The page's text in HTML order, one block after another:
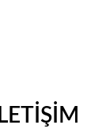
İLETİŞİM